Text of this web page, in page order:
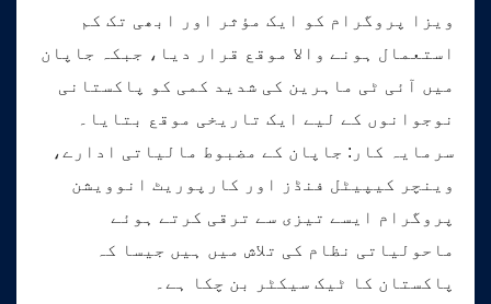
ویزا پروگرام کو ایک مؤثر اور ابھی تک کم
استعمال ہونے والا موقع قرار دیا، جبکہ جاپان
میں آئی ٹی ماہرین کی شدید کمی کو پاکستانی
نوجوانوں کے لیے ایک تاریخی موقع بتایا۔
سرمایہ کار: جاپان کے مضبوط مالیاتی ادارے،
وینچر کیپیٹل فنڈز اور کارپوریٹ انوویشن
پروگرام ایسے تیزی سے ترقی کرتے ہوئے
ماحولیاتی نظام کی تلاش میں ہیں جیسا کہ
پاکستان کا ٹیک سیکٹر بن چکا ہے۔